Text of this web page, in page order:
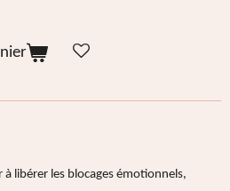
libérer les blocages émotionnels,